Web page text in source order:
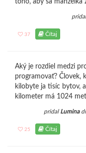
toho, aby sa manželka
37 Čítaj
Aký je rozdiel medzi
programovať? Človek,
kilobyte ja tisíc bytov,
kilometer má 1024
pridal Lumina
25 Čítaj